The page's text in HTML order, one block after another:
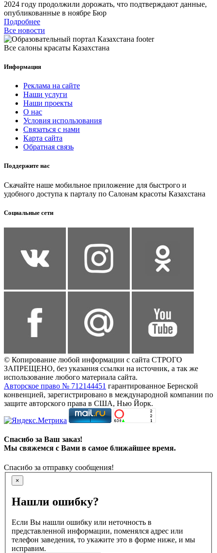
2024 году продолжили дорожать, что подтверждают данные,
опубликованные в ноябре Бюр
Подробнее
Все новости
Все салоны красаты Казахстана
Информация
Реклама на сайте
Наши услуги
Наши проекты
О нас
Условия использования
Связаться с нами
Карта сайта
Обратная связь
Поддержите нас
Скачайте наше мобильное приложение для быстрого и
удобного доступа к парталу по Салонам красоты Казахстана
Социальные сети
© Копирование любой информации с сайта СТРОГО
ЗАПРЕЩЕНО, без указания ссылки на источник, а так же
использование любого материала сайта.
Авторское право № 712144451 гарантированное Бернской
конвенцией, зарегистрировано в международной компании по
защите авторского права в США, Нью Йорк.
Спасибо за Ваш заказ!
Мы свяжемся с Вами в самое ближайшее время.
Спасибо за отправку сообщения!
×
Нашли ошибку?
Если Вы нашли ошибку или неточность в
представленной информации, поменялся адрес или
телефон заведения, то укажите это в форме ниже, и мы
исправим.